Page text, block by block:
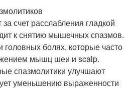
счет расслабления гладкой
к снятию мышечных спазмов.
болях, которые часто
мышц шеи и scalp.
спазмолитики улучшают
уменьшению выраженности